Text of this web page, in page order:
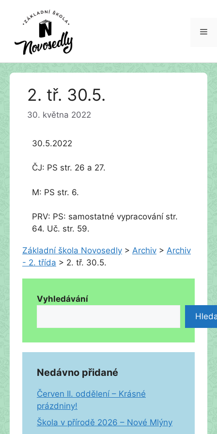
Přeskočit
2. tř. 30.5.
30. května 2022
30.5.2022
ČJ: PS str. 26 a 27.
M: PS str. 6.
PRV: PS: samostatné vypracování str.
64. Uč. str. 59.
Základní škola Novosedly > Archiv > Archiv
- 2. třída > 2. tř. 30.5.
Vyhledávání
Nedávno přidané
Červen II. oddělení – Krásné
prázdniny!
Škola v přírodě 2026 – Nové Mlýny